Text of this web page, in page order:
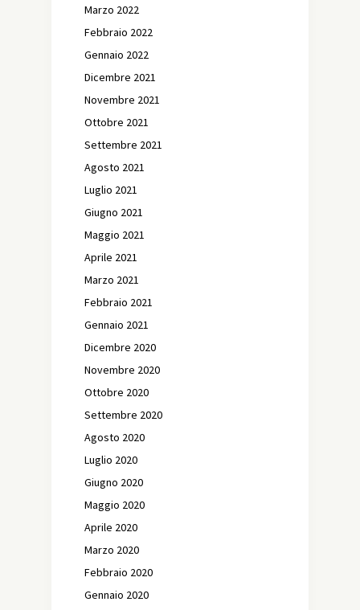
Marzo 2022
Febbraio 2022
Gennaio 2022
Dicembre 2021
Novembre 2021
Ottobre 2021
Settembre 2021
Agosto 2021
Luglio 2021
Giugno 2021
Maggio 2021
Aprile 2021
Marzo 2021
Febbraio 2021
Gennaio 2021
Dicembre 2020
Novembre 2020
Ottobre 2020
Settembre 2020
Agosto 2020
Luglio 2020
Giugno 2020
Maggio 2020
Aprile 2020
Marzo 2020
Febbraio 2020
Gennaio 2020